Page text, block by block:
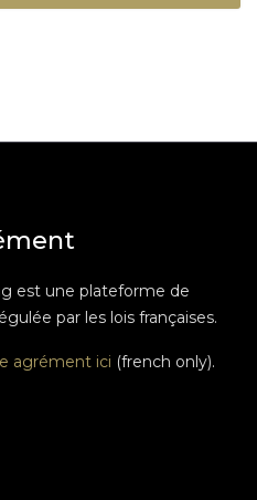
est une plateforme de
par les lois françaises.
agrément ici (french only).